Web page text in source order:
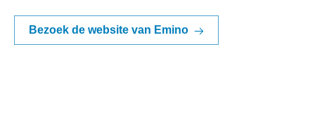
Bezoek de website van Emino